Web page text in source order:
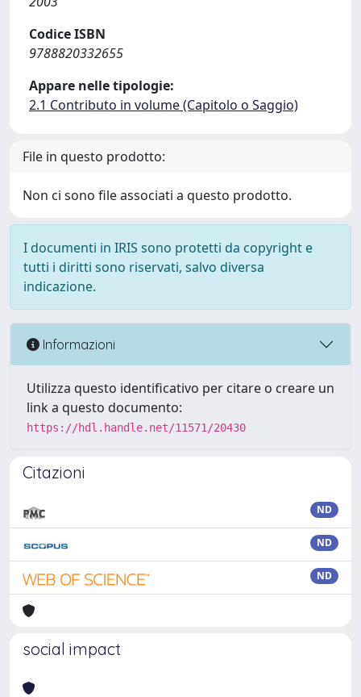
Codice ISBN
9788820332655
Appare nelle tipologie:
2.1 Contributo in volume (Capitolo o Saggio)
File in questo prodotto:
Non ci sono file associati a questo prodotto.
I documenti in IRIS sono protetti da copyright e
tutti i diritti sono riservati, salvo diversa
indicazione.
Informazioni
Utilizza questo identificativo per citare o creare un
link a questo documento:
https://hdl.handle.net/11571/20430
Citazioni
ND
ND
ND
social impact